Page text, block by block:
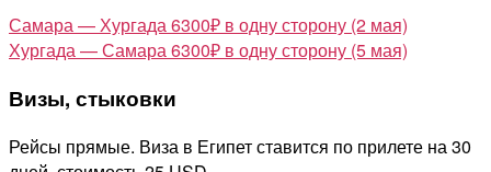
туда-
обратно
Самара — Хургада 6300₽ в одну сторону (2 мая)
Хургада — Самара 6300₽ в одну сторону (5 мая)
Визы, стыковки
Рейсы прямые. Виза в Египет ставится по прилете на 30